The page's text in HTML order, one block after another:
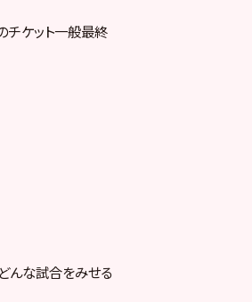
チケット一般最終
んな試合をみせる